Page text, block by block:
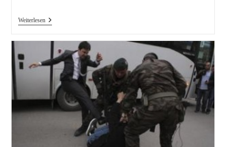
WeiterlesenTagesschau.de
Geritten